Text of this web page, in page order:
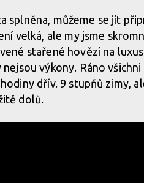
- Boží enduro zavírák
- Boží enduro zavírák
splněna, můžeme se jít
velká, ale my jsme
stařené hovězí na
nejsou výkony. Ráno
dřív. 9 stupňů zimy,
dolů.